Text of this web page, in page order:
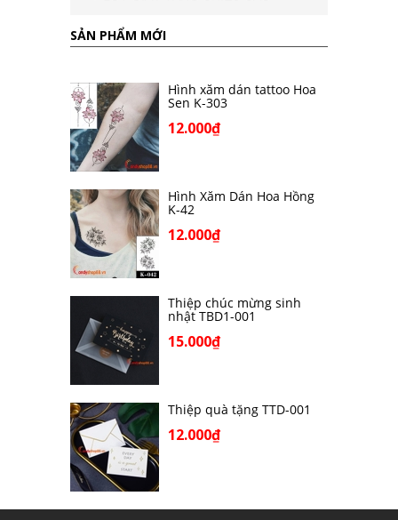
SẢN PHẨM MỚI
Hình xăm dán tattoo Hoa
Sen K-303
12.000₫
Hình Xăm Dán Hoa Hồng
K-42
12.000₫
Thiệp chúc mừng sinh
nhật TBD1-001
15.000₫
Thiệp quà tặng TTD-001
12.000₫